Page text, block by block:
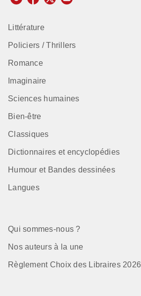
Littérature
Policiers / Thrillers
Romance
Imaginaire
Sciences humaines
Bien-être
Classiques
Dictionnaires et encyclopédies
Humour et Bandes dessinées
Langues
Qui sommes-nous ?
Nos auteurs à la une
Règlement Choix des Libraires 2026